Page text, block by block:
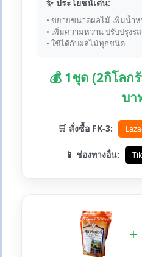
✨ ประโยชน์เด่น:
• ขยายขนาดผลไม้ เพิ่มน้ำ
• เพิ่มความหวาน ปรับปรุงร
• ใช้ได้กับผลไม้ทุกชนิด
💰 1ชุด (2กิโลก
บา
🛒 สั่งซื้อ FK-3:
📱 ช่องทางอื่น:
+